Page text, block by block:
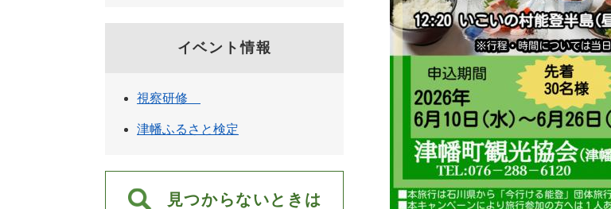
イベント情報
視察研修
津幡ふるさと検定
見つからないときは